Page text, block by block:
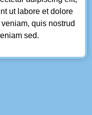
ut labore et dolore
quis nostrud
sed.